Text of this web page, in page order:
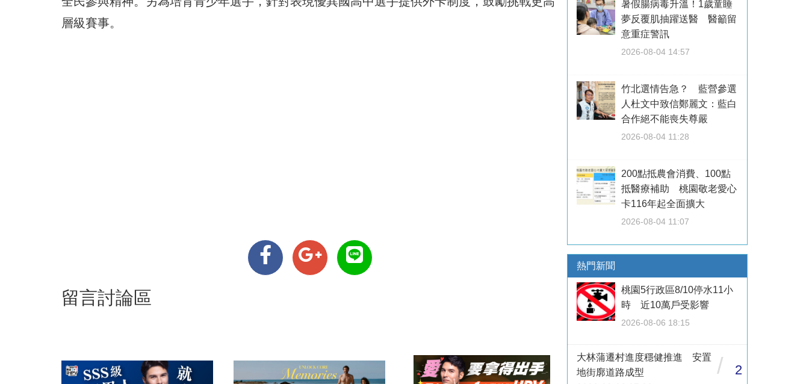
層級賽事。
留言討論區
暑假腸病毒升溫！1歲童睡
夢反覆肌抽躍送醫 醫籲留
意重症警訊
2026-08-04 14:57
竹北選情告急？ 藍營參選
人杜文中致信鄭麗文：藍白
合作絕不能喪失尊嚴
2026-08-04 11:28
200點抵農會消費、100點
抵醫療補助 桃園敬老愛心
卡116年起全面擴大
2026-08-04 11:07
熱門新聞
桃園5行政區8/10停水11小
時 近10萬戶受影響
2026-08-06 18:15
大林蒲遷村進度穩健推進 安置
地街廓道路成型
/ 2